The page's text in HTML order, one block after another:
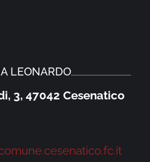
LEONARDO
3, 47042 Cesenatico